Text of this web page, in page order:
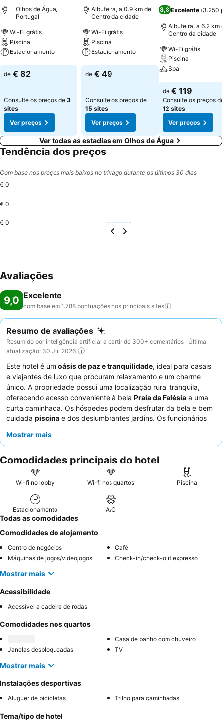
Olhos de Água,
Portugal
Wi-Fi grátis
Piscina
Estacionamento
Ver preços
de € 82
Consulte os preços de 3
sites
Ver preços
Albufeira, a 0.9 km de
Centro da cidade
Wi-Fi grátis
Piscina
Estacionamento
Ver preços
de € 49
Consulte os preços de
15 sites
Ver preços
8,8Excelente (3.250
Albufeira, a 6.2 km
Centro da cidade
Wi-Fi grátis
Piscina
Spa
Ver preços
de € 119
Consulte os preços
12 sites
Ver preços
Ver todas as estadias em Olhos de Água
Tendência dos preços
Com base nos preços mais baixos no trivago durante os últimos 30 dias
€ 0
€ 0
€ 0
Avaliações
9,0 Excelente
com base em 1.788 pontuações nos principais sites
Resumo de avaliações
Resumido por inteligência artificial a partir de 300+ comentários · Última
atualização: 30 Jul 2026
Este hotel é um oásis de paz e tranquilidade, ideal para casais
e viajantes de luxo que procuram relaxamento e um charme
único. A propriedade possui uma localização rural tranquila,
oferecendo acesso conveniente à bela Praia da Falésia a uma
curta caminhada. Os hóspedes podem desfrutar da bela e bem
cuidada piscina e dos deslumbrantes jardins. Os funcionários
destaques do restaurante incluem um generoso pequeno-
tranquila, os hóspedes devem considerar solicitar um quarto
virado para o jardim.
Mostrar mais
Comodidades principais do hotel
Wi-fi no lobby Wi-fi nos quartos Piscina
Estacionamento A/C
Todas as comodidades
Comodidades do alojamento
Centro de negócios
Café
Máquinas de jogos/videojogos
Check-in/check-out expresso
Mostrar mais
Acessibilidade
Acessível a cadeira de rodas
Comodidades nos quartos
Casa de banho com chuveiro
Janelas desbloqueadas
TV
Mostrar mais
Instalações desportivas
Aluguer de bicicletas Trilho para caminhadas
Tema/tipo de hotel